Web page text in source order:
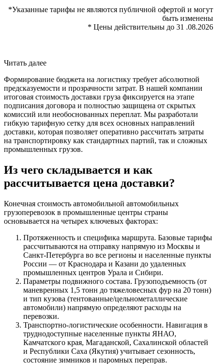
*Указанные тарифы не являются публичной офертой и могут
быть изменены
* Цены действительны до 31 .08.2026
Читать далее
Формирование бюджета на логистику требует абсолютной
предсказуемости и прозрачности затрат. В нашей компании
итоговая стоимость доставки груза фиксируется на этапе
подписания договора и полностью защищена от скрытых
комиссий или необоснованных переплат. Мы разработали
гибкую тарифную сетку для всех основных направлений
доставки, которая позволяет оперативно рассчитать затраты
на транспортировку как стандартных партий, так и сложных
промышленных грузов.
Из чего складывается и как
рассчитывается цена доставки?
Конечная стоимость автомобильной автомобильных
грузоперевозок в промышленные центры страны
основывается на четырех ключевых факторах:
Протяженность и специфика маршрута. Базовые тарифы
рассчитываются на отправку напрямую из Москвы и
Санкт-Петербурга во все регионы и населенные пункты
России — от Краснодара и Казани до удаленных
промышленных центров Урала и Сибири.
Параметры подвижного состава. Грузоподъемность (от
маневренных 1,5 тонн до тяжеловесных фур на 20 тонн)
и тип кузова (тентованные/цельнометаллические
автомобили) напрямую определяют расходы на
перевозки.
Транспортно-логистические особенности. Навигация в
труднодоступные населенные пункты ЯНАО,
Камчатского края, Магаданской, Сахалинской областей
и Республики Саха (Якутия) учитывает сезонность,
состояние зимников и паромных переправ.